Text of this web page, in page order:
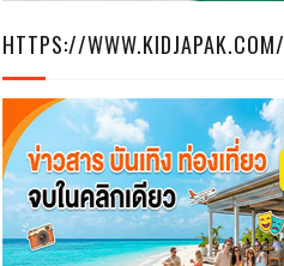
HTTPS://WWW.KIDJAPAK.COM/